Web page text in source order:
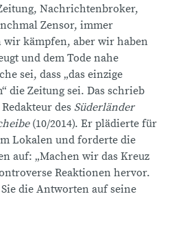
Nachrichtenbroker,
Zensor, immer
wir kämpfen, aber wir haben
und dem Tode nahe
sei, dass „das einzige
die Zeitung sei. Das schrieb
des Süderländer
(10/2014). Er plädierte für
Lokalen und forderte die
auf: „Machen wir das Kreuz
Reaktionen hervor.
die Antworten auf seine